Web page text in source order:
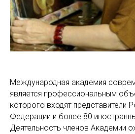
Международная академия
является профессиональным
которого входят представители
Федерации и более 80
Деятельность членов Академии